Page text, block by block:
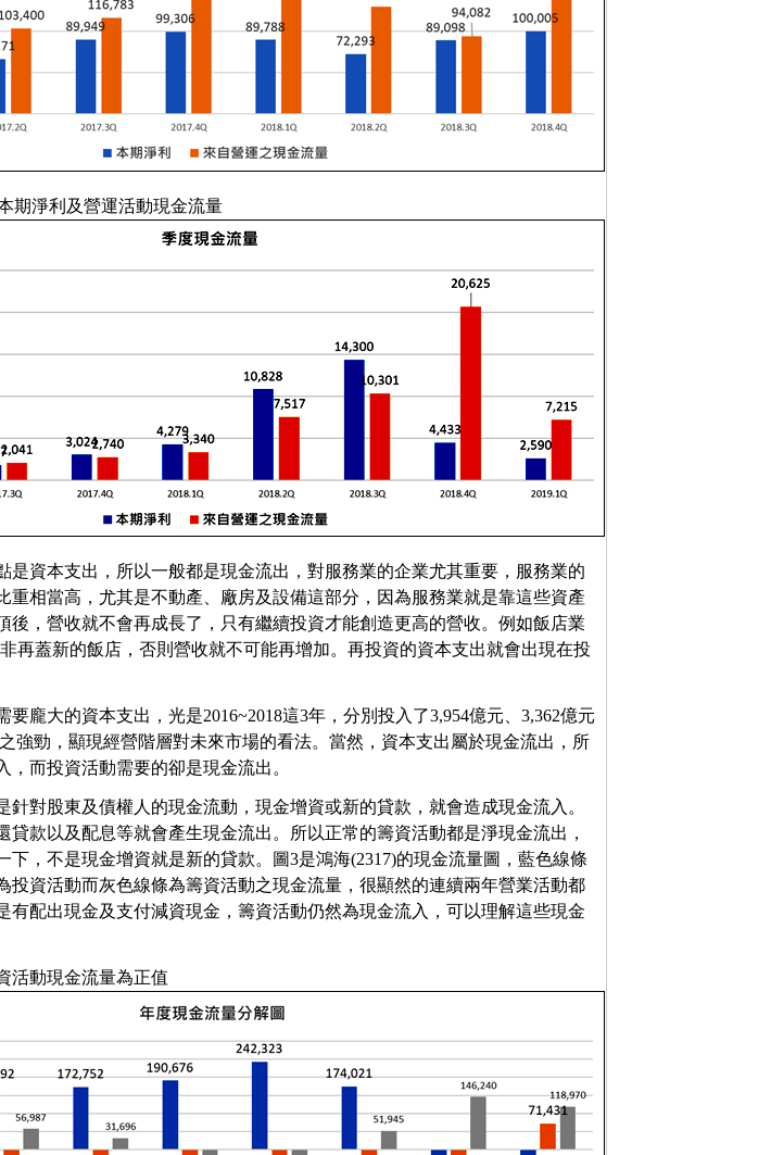
期淨利及營運活動現金流量
是資本支出，所以一般都是現金流出，對服務業的企業尤其重要，服務業的
重相當高，尤其是不動產、廠房及設備這部分，因為服務業就是靠這些資產
後，營收就不會再成長了，只有繼續投資才能創造更高的營收。例如飯店業
再蓋新的飯店，否則營收就不可能再增加。再投資的資本支出就會出現在投
要龐大的資本支出，光是2016~2018這3年，分別投入了3,954億元、3,362億元
強勁，顯現經營階層對未來市場的看法。當然，資本支出屬於現金流出，所
，而投資活動需要的卻是現金流出。
針對股東及債權人的現金流動，現金增資或新的貸款，就會造成現金流入。
貸款以及配息等就會產生現金流出。所以正常的籌資活動都是淨現金流出，
下，不是現金增資就是新的貸款。圖3是鴻海(2317)的現金流量圖，藍色線條
投資活動而灰色線條為籌資活動之現金流量，很顯然的連續兩年營業活動都
有配出現金及支付減資現金，籌資活動仍然為現金流入，可以理解這些現金
活動現金流量為正值